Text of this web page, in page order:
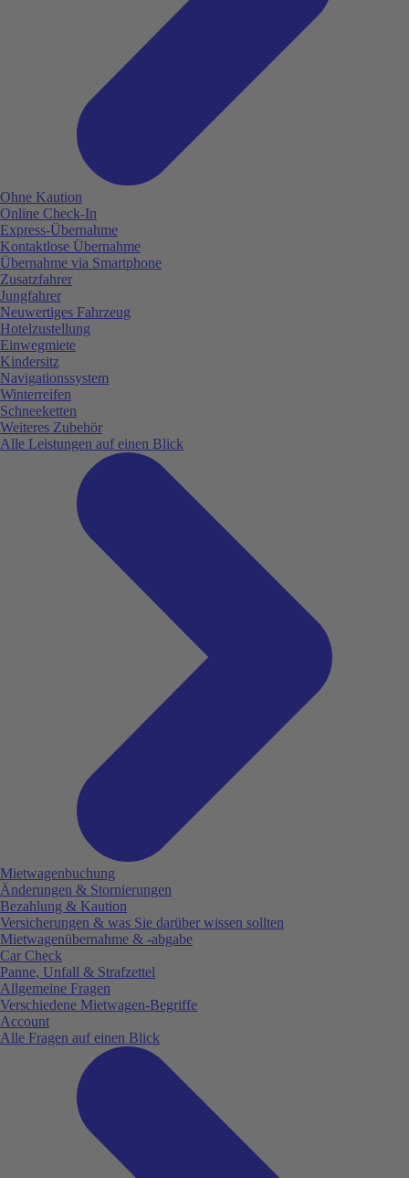
Ohne Kaution
Online Check-In
Express-Übernahme
Kontaktlose Übernahme
Übernahme via Smartphone
Zusatzfahrer
Jungfahrer
Neuwertiges Fahrzeug
Hotelzustellung
Einwegmiete
Kindersitz
Navigationssystem
Winterreifen
Schneeketten
Weiteres Zubehör
Alle Leistungen auf einen Blick
Mietwagenbuchung
Änderungen & Stornierungen
Bezahlung & Kaution
Versicherungen & was Sie darüber wissen sollten
Mietwagenübernahme & -abgabe
Car Check
Panne, Unfall & Strafzettel
Allgemeine Fragen
Verschiedene Mietwagen-Begriffe
Account
Alle Fragen auf einen Blick